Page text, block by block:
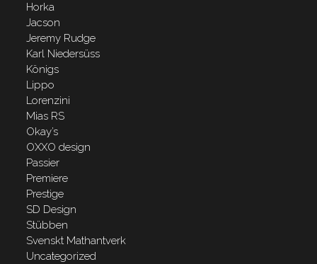
Horka
Jacson
Jeremy Rudge
Karl Niedersüss
Königs
Lippo
Lorenzini
Mias RS
Okay’s
OXXO design
Passier
Premiere
Prestige
SD Design
Stübben
Svenskt Mathantverk
Uncategorized